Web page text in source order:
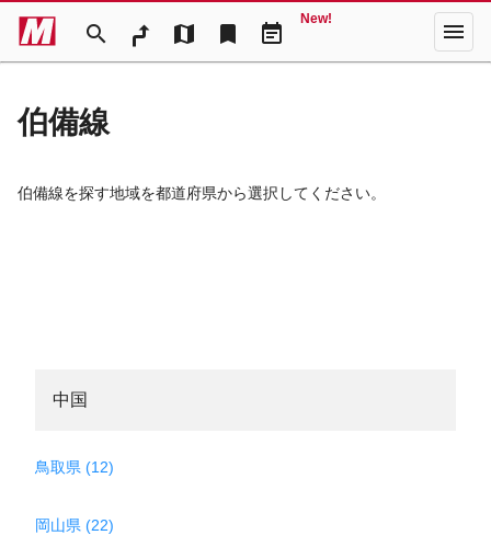
search map bookmark event_note
New! menu
伯備線
伯備線を探す地域を都道府県から選択してください。
中国
鳥取県 (12)
岡山県 (22)